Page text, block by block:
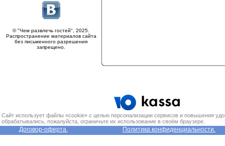
© "Чем развлечь гостей", 2025.
Распространение материалов сайта
без письменного разрешения
запрещено.
Сайт использует файлы «cookie» с целью персонализации сервисов и повышения
обрабатывались, пожалуйста, ограничьте их использование в своём браузере.
Договор-оферта. Политика конфиденциальности.